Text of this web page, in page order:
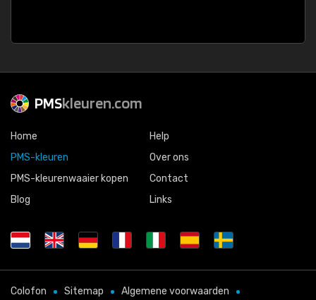
PMSkleuren.com
Home
PMS-kleuren
PMS-kleurenwaaier kopen
Blog
Help
Over ons
Contact
Links
Colofon Sitemap Algemene voorwaarden